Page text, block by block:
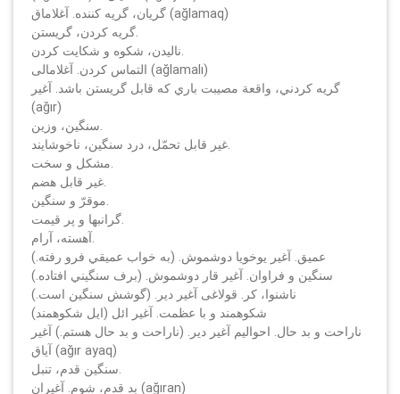
گريان، گريه كننده. آغلاماق (ağlamaq)
التماس كردن. آغلامالى (ağlamalı)
گريه كردني، واقعة مصيبت باري كه قابل گريستن باشد. آغير
(ağır)
عميق. آغير يوخويا دوشموش. (به خواب عميقي فرو رفته.)
سنگين و فراوان. آغير قار دوشموش. (برف سنگيني افتاده.)
ناشنوا، كر. قولاغى آغير دير. (گوشش سنگين است.)
شكوهمند و با عظمت. آغير ائل (ايل شكوهمند)
ناراحت و بد حال. احواليم آغير دير. (ناراحت و بد حال هستم.) آغير
آياق (ağır ayaq)
بد قدم، شوم. آغيران (ağıran)